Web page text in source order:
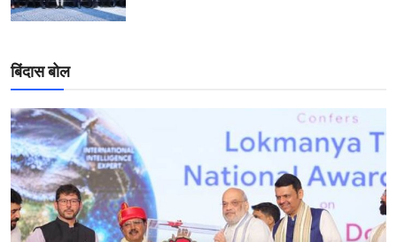
बिंदास बोल